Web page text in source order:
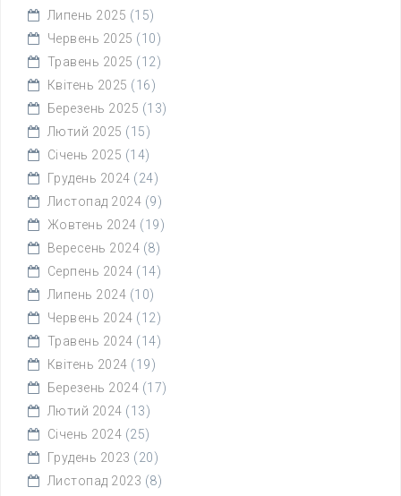
Липень 2025 (15)
Червень 2025 (10)
Травень 2025 (12)
Квітень 2025 (16)
Березень 2025 (13)
Лютий 2025 (15)
Січень 2025 (14)
Грудень 2024 (24)
Листопад 2024 (9)
Жовтень 2024 (19)
Вересень 2024 (8)
Серпень 2024 (14)
Липень 2024 (10)
Червень 2024 (12)
Травень 2024 (14)
Квітень 2024 (19)
Березень 2024 (17)
Лютий 2024 (13)
Січень 2024 (25)
Грудень 2023 (20)
Листопад 2023 (8)